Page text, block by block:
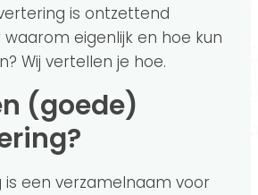
is ontzettend
eigenlijk en hoe kun
Wij vertellen je hoe.
is een verzamelnaam voor